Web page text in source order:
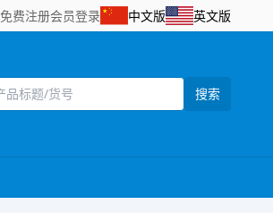
免费注册会员登录 中文版 英文版
搜索